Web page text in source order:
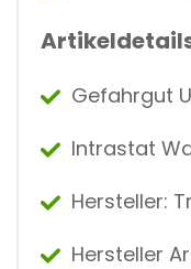
Gefahrgut
Intrastat
Hersteller:
Hersteller